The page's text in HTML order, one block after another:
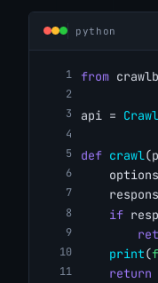
python
from
api =
def crawl
if
print(
return